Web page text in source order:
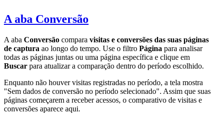
A aba Conversão
A aba Conversão compara visitas e conversões das suas páginas
de captura ao longo do tempo. Use o filtro Página para analisar
todas as páginas juntas ou uma página específica e clique em
Buscar para atualizar a comparação dentro do período escolhido.
Enquanto não houver visitas registradas no período, a tela mostra
"Sem dados de conversão no período selecionado". Assim que suas
páginas começarem a receber acessos, o comparativo de visitas e
conversões aparece aqui.